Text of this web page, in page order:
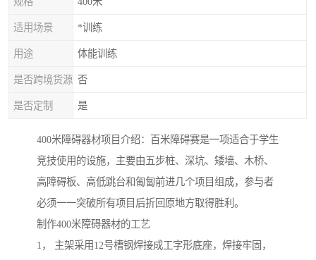
适用场景 *训练
用途 体能训练
是否跨境货源 否
是否定制 是
400米障碍器材项目介绍：百米障碍赛是一项适合于学生
竞技使用的设施，主要由五步桩、深坑、矮墙、木桥、
高障碍板、高低跳台和匍匐前进几个项目组成，参与者
必须一一突破所有项目后折回原地方取得胜利。
制作400米障碍器材的工艺
1， 主架采用12号槽钢焊接成工字形底座，焊接牢固，